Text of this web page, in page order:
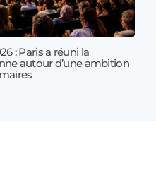
: Paris a réuni la
autour d’une ambition